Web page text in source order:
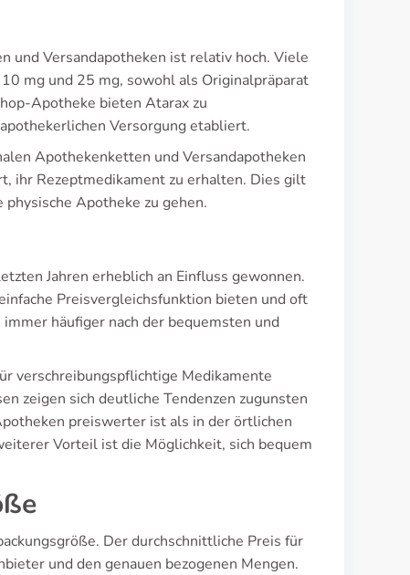
und Versandapotheken ist relativ hoch. Viele
mg und 25 mg, sowohl als Originalpräparat
Apotheke bieten Atarax zu
Versorgung etabliert.
Apothekenketten und Versandapotheken
ihr Rezeptmedikament zu erhalten. Dies gilt
Apotheke zu gehen.
Jahren erheblich an Einfluss gewonnen.
Preisvergleichsfunktion bieten und oft
häufiger nach der bequemsten und
verschreibungspflichtige Medikamente
zeigen sich deutliche Tendenzen zugunsten
preiswerter ist als in der örtlichen
Vorteil ist die Möglichkeit, sich bequem
Der durchschnittliche Preis für
und den genauen bezogenen Mengen.